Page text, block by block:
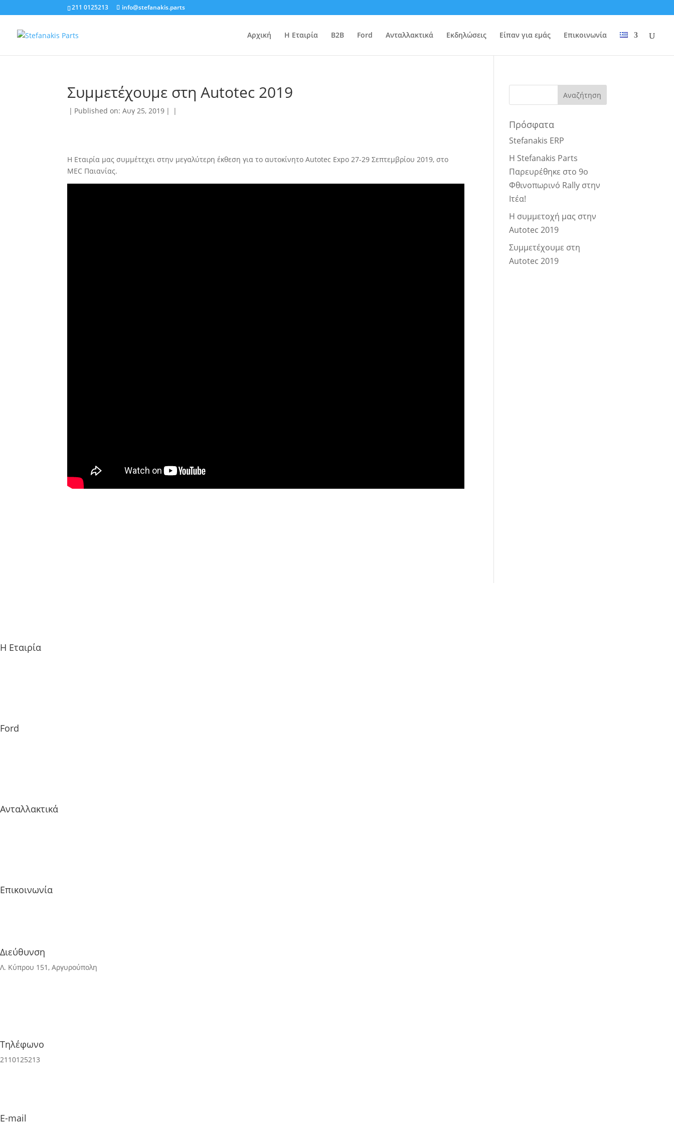
211 0125213 info@stefanakis.parts
Αρχική Η Εταιρία B2B Ford Ανταλλακτικά Εκδηλώσεις Είπαν για εμάς Επικοινωνία
Συμμετέχουμε στη Autotec 2019
| Published on: Αυγ 25, 2019 | |
H Εταιρία μας συμμέτεχει στην μεγαλύτερη έκθεση για το αυτοκίνητο Autotec Expo 27-29 Σεπτεμβρίου 2019, στο
MEC Παιανίας.
Πρόσφατα
Stefanakis ERP
Η Stefanakis Parts
Παρευρέθηκε στο 9ο
Φθινοπωρινό Rally στην
Ιτέα!
Η συμμετοχή μας στην
Autotec 2019
Συμμετέχουμε στη
Autotec 2019
Η Εταιρία
Ford
Ανταλλακτικά
Επικοινωνία
Διεύθυνση
Λ. Κύπρου 151, Αργυρούπολη
Τηλέφωνo
2110125213
E-mail